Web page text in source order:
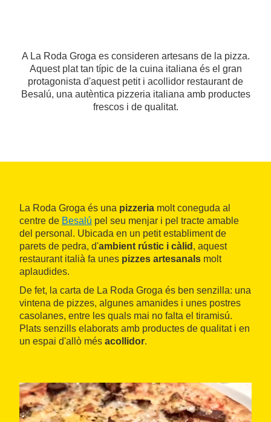
A La Roda Groga es consideren artesans de la pizza.
Aquest plat tan típic de la cuina italiana és el gran
protagonista d'aquest petit i acollidor restaurant de
Besalú, una autèntica pizzeria italiana amb productes
frescos i de qualitat.
La Roda Groga és una pizzeria molt coneguda al
centre de Besalú pel seu menjar i pel tracte amable
del personal. Ubicada en un petit establiment de
parets de pedra, d'ambient rústic i càlid , aquest
restaurant italià fa unes pizzes artesanals molt
aplaudides.
De fet, la carta de La Roda Groga és ben senzilla: una
vintena de pizzes, algunes amanides i unes postres
casolanes, entre les quals mai no falta el tiramisú.
Plats senzills elaborats amb productes de qualitat i en
un espai d'allò més acollidor.